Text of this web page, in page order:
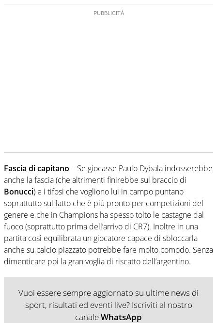
Fascia di capitano – Se giocasse Paulo Dybala indosserebbe
anche la fascia (che altrimenti finirebbe sul braccio di
Bonucci) e i tifosi che vogliono lui in campo puntano
soprattutto sul fatto che è più pronto per competizioni del
genere e che in Champions ha spesso tolto le castagne dal
fuoco (soprattutto prima dell’arrivo di CR7). Inoltre in una
partita così equilibrata un giocatore capace di sbloccarla
anche su calcio piazzato potrebbe fare molto comodo. Senza
dimenticare poi la gran voglia di riscatto dell’argentino.
Vuoi essere sempre aggiornato su ultime news di
sport, risultati ed eventi live? Iscriviti al nostro
canaleWhatsApp